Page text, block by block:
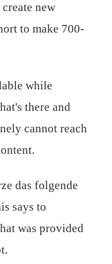
new
to make 700-
while
there and
cannot reach
das folgende
says to
was provided